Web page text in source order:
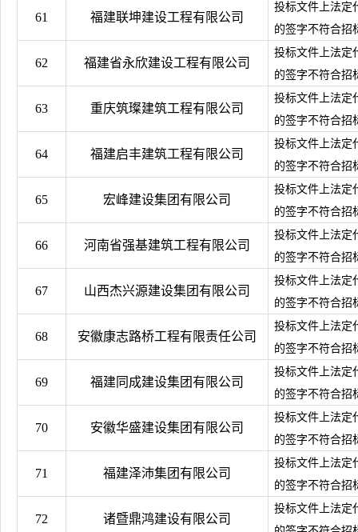
61 福建联坤建设工程有限公司
投标文件上法定
的签字不符合招
62 福建省永欣建设工程有限公司
投标文件上法定
的签字不符合招
63 重庆筑璨建筑工程有限公司
投标文件上法定
的签字不符合招
64 福建启丰建筑工程有限公司
投标文件上法定
的签字不符合招
65 宏峰建设集团有限公司
投标文件上法定
的签字不符合招
66 河南省强基建筑工程有限公司
投标文件上法定
的签字不符合招
67 山西杰兴源建设集团有限公司
投标文件上法定
的签字不符合招
68 安徽康志路桥工程有限责任公司
投标文件上法定
的签字不符合招
69 福建同成建设集团有限公司
投标文件上法定
的签字不符合招
70 安徽华盛建设集团有限公司
投标文件上法定
的签字不符合招
71 福建泽沛集团有限公司
投标文件上法定
的签字不符合招
72 诸暨鼎鸿建设有限公司
投标文件上法定